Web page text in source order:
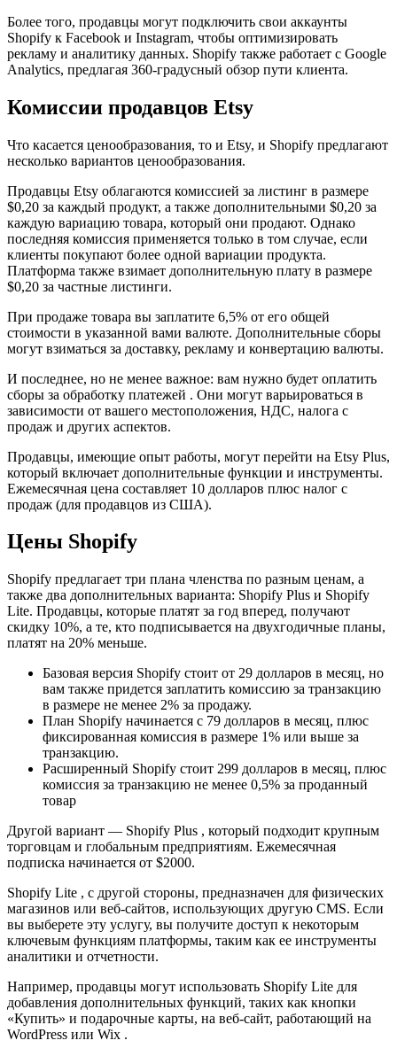
Более того, продавцы могут подключить свои аккаунты
Shopify к Facebook и Instagram, чтобы оптимизировать
рекламу и аналитику данных. Shopify также работает с Google
Analytics, предлагая 360-градусный обзор пути клиента.
Комиссии продавцов Etsy
Что касается ценообразования, то и Etsy, и Shopify предлагают
несколько вариантов ценообразования.
Продавцы Etsy облагаются комиссией за листинг в размере
$0,20 за каждый продукт, а также дополнительными $0,20 за
каждую вариацию товара, который они продают. Однако
последняя комиссия применяется только в том случае, если
клиенты покупают более одной вариации продукта.
Платформа также взимает дополнительную плату в размере
$0,20 за частные листинги.
При продаже товара вы заплатите 6,5% от его общей
стоимости в указанной вами валюте. Дополнительные сборы
могут взиматься за доставку, рекламу и конвертацию валюты.
И последнее, но не менее важное: вам нужно будет оплатить
сборы за обработку платежей . Они могут варьироваться в
зависимости от вашего местоположения, НДС, налога с
продаж и других аспектов.
Продавцы, имеющие опыт работы, могут перейти на Etsy Plus,
который включает дополнительные функции и инструменты.
Ежемесячная цена составляет 10 долларов плюс налог с
продаж (для продавцов из США).
Цены Shopify
Shopify предлагает три плана членства по разным ценам, а
также два дополнительных варианта: Shopify Plus и Shopify
Lite. Продавцы, которые платят за год вперед, получают
скидку 10%, а те, кто подписывается на двухгодичные планы,
платят на 20% меньше.
Базовая версия Shopify стоит от 29 долларов в месяц, но
вам также придется заплатить комиссию за транзакцию
в размере не менее 2% за продажу.
План Shopify начинается с 79 долларов в месяц, плюс
фиксированная комиссия в размере 1% или выше за
транзакцию.
Расширенный Shopify стоит 299 долларов в месяц, плюс
комиссия за транзакцию не менее 0,5% за проданный
товар
Другой вариант — Shopify Plus , который подходит крупным
торговцам и глобальным предприятиям. Ежемесячная
подписка начинается от $2000.
Shopify Lite , с другой стороны, предназначен для физических
магазинов или веб-сайтов, использующих другую CMS. Если
вы выберете эту услугу, вы получите доступ к некоторым
ключевым функциям платформы, таким как ее инструменты
аналитики и отчетности.
Например, продавцы могут использовать Shopify Lite для
добавления дополнительных функций, таких как кнопки
«Купить» и подарочные карты, на веб-сайт, работающий на
WordPress или Wix .